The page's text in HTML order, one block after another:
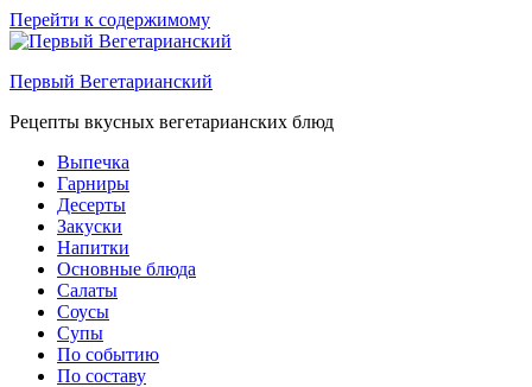
Перейти к содержимому
Первый Вегетарианский
Рецепты вкусных вегетарианских блюд
Выпечка
Гарниры
Десерты
Закуски
Напитки
Основные блюда
Салаты
Соусы
Супы
По событию
По составу